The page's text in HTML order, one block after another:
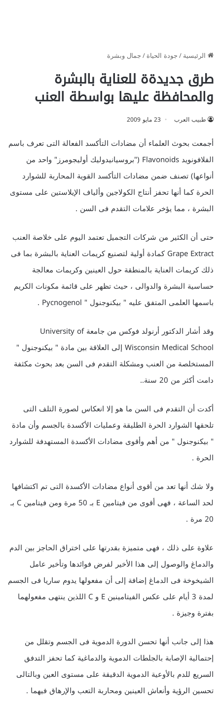
الرئيسية/جودة الحياة/جمال وبشرة
طرق جديدةة للعناية بالبشرة
والمحافظة عليها بواسطة العنب
طبيب العرب 23 مايو 2009
أجمعت بحوث العلماء أن مضادات التأكسد الفعالة التى تعرف باسم
الفلافونويد Flavonoids ("بروسيانيدوليك أوليجومرز" واحد من
أنواعها) تصنف ضمن مضادات التأكسد القوية المحاربة للشوارد
الحرة كما أنها تحفز أنتاج الكولاجين وألياف الإيلاستين على مستوى
البشرة ، مما يؤخر علامات التقدم فى السن .
حتى أن الكثير من شركات التجميل تعتمد اليوم على خلاصة العنب
Grape Extract كمادة أولية لتصنيع كريمات العناية بالبشرة بما فى
ذلك كريمات العناية بالمنطقة حول العينين وكريمات معالجة
حساسية البشرة والدوالى ، حيث تظهر على قائمة مكونات الكريم
باسمها العلمى المتفق عليه " بيكنوجنول " Pycnogenol .
وقد أشار الدكتور أرنولد فوكس من جامعة University of
Wisconsin Medical School إلى العلاقة بين مادة " بيكنوجنول "
المستخلصة من العنب ومشكلة التقدم فى السن بعد بحوث مكثفة
دامت أكثر من 20 سنة..
أكدت أن التقدم فى السن ما هو إلا انعكاس لصورة التلف التى
تلحقها الشوارد الحرة الطليقة وعمليات الأكسدة بالجسم وأن مادة
" بيكنوجنول " من أهم وأقوى مضادات الأكسدة المستهدفة للشوارد
الحرة .
ولا شك أنها تعد من أقوى أنواع مضادات الأكسدة التى تم اكتشافها
لحد الساعة ، فهى أقوى من فيتامين E بـ 50 مرة ومن فيتامين C بـ
20 مرة .
علاوة على ذلك ، فهى متميزة بقدرتها على اختراق الحاجز بين الدم
والدماغ والوصول إلى هذا الأخير لفرض فوائدها وتأخير عامل
الشيخوخة فى الدماغ إضافة إلى أن مفعولها يدوم ساريا فى الجسم
لمدة 3 أيام على عكس الفيتامينين E و C اللذين ينتهى مفعولهما
بفترة وجيزة .
هذا إلى جانب أنها تحسن الدورة الدموية فى الجسم وتقلل من
إحتمالية الإصابة بالجلطات الدموية والدماغية كما تحفز التدفق
السريع للدم بالأوعية الدموية الدقيقة على مستوى العين وبالتالى
تحسين الرؤية وأنعاش العينين ومحاربة التعب والإرهاق فيهما .